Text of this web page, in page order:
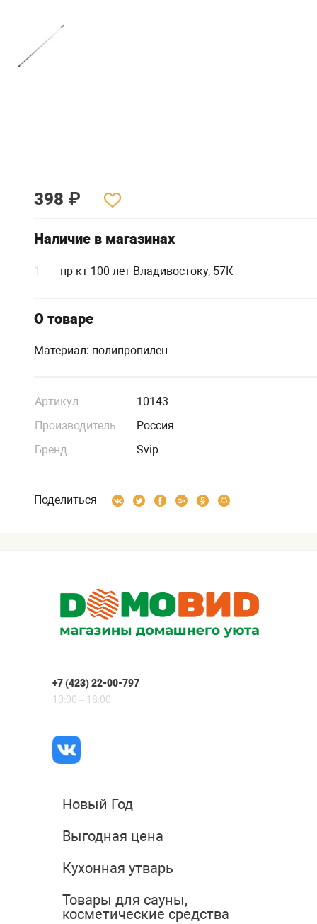
398 ₽
Наличие в магазинах
1 пр-кт 100 лет Владивостоку, 57К
О товаре
Материал: полипропилен
Артикул
10143
Производитель
Россия
Бренд
Svip
Поделиться
+7 (423) 22-00-797
10:00 – 18:00
Новый Год
Выгодная цена
Кухонная утварь
Товары для сауны,
косметические средства